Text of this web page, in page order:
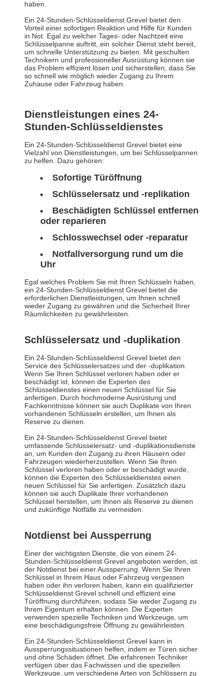
haben.
Ein 24-Stunden-Schlüsseldienst Grevel bietet den
Vorteil einer sofortigen Reaktion und Hilfe für Kunden
in Not. Egal zu welcher Tages- oder Nachtzeit eine
Schlüsselpanne auftritt, ein solcher Dienst steht bereit,
um schnelle Unterstützung zu bieten. Mit geschulten
Technikern und professioneller Ausrüstung können sie
das Problem effizient lösen und sicherstellen, dass Sie
so schnell wie möglich wieder Zugang zu Ihrem
Zuhause oder Fahrzeug haben.
Dienstleistungen eines 24-
Stunden-Schlüsseldienstes
Ein 24-Stunden-Schlüsseldienst Grevel bietet eine
Vielzahl von Dienstleistungen, um bei Schlüsselpannen
zu helfen. Dazu gehören:
Sofortige Türöffnung
Schlüsselersatz und -replikation
Beschädigten Schlüssel entfernen
oder reparieren
Schlosswechsel oder -reparatur
Notfallversorgung rund um die
Uhr
Egal welches Problem Sie mit Ihren Schlüsseln haben,
ein 24-Stunden-Schlüsseldienst Grevel bietet die
erforderlichen Dienstleistungen, um Ihnen schnell
wieder Zugang zu gewähren und die Sicherheit Ihrer
Räumlichkeiten zu gewährleisten.
Schlüsselersatz und -duplikation
Ein 24-Stunden-Schlüsseldienst Grevel bietet den
Service des Schlüsselersatzes und der -duplikation.
Wenn Sie Ihren Schlüssel verloren haben oder er
beschädigt ist, können die Experten des
Schlüsseldienstes einen neuen Schlüssel für Sie
anfertigen. Durch hochmoderne Ausrüstung und
Fachkenntnisse können sie auch Duplikate von Ihren
vorhandenen Schlüsseln erstellen, um Ihnen als
Reserve zu dienen.
Ein 24-Stunden-Schlüsseldienst Grevel bietet
umfassende Schlüsselersatz- und -duplikationsdienste
an, um Kunden den Zugang zu ihren Häusern oder
Fahrzeugen wiederherzustellen. Wenn Sie Ihren
Schlüssel verloren haben oder er beschädigt wurde,
können die Experten des Schlüsseldienstes einen
neuen Schlüssel für Sie anfertigen. Zusätzlich dazu
können sie auch Duplikate Ihrer vorhandenen
Schlüssel herstellen, um Ihnen als Reserve zu dienen
und zukünftige Notfälle zu vermeiden.
Notdienst bei Aussperrung
Einer der wichtigsten Dienste, die von einem 24-
Stunden-Schlüsseldienst Grevel angeboten werden, ist
der Notdienst bei einer Aussperrung. Wenn Sie Ihren
Schlüssel in Ihrem Haus oder Fahrzeug vergessen
haben oder ihn verloren haben, kann ein qualifizierter
Schlüsseldienst Grevel schnell und effizient eine
Türöffnung durchführen, sodass Sie wieder Zugang zu
Ihrem Eigentum erhalten können. Die Experten
verwenden spezielle Techniken und Werkzeuge, um
eine beschädigungsfreie Öffnung zu gewährleisten.
Ein 24-Stunden-Schlüsseldienst Grevel kann in
Aussperrungssituationen helfen, indem er Türen sicher
und ohne Schäden öffnet. Die erfahrenen Techniker
verfügen über das Fachwissen und die speziellen
Werkzeuge, um verschiedene Arten von Schlössern zu